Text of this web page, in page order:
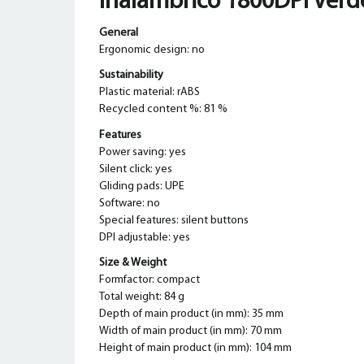
General
Ergonomic design: no
Sustainability
Plastic material: rABS
Recycled content %: 81 %
Features
Power saving: yes
Silent click: yes
Gliding pads: UPE
Software: no
Special features: silent buttons
DPI adjustable: yes
Size & Weight
Formfactor: compact
Total weight: 84 g
Depth of main product (in mm): 35 mm
Width of main product (in mm): 70 mm
Height of main product (in mm): 104 mm